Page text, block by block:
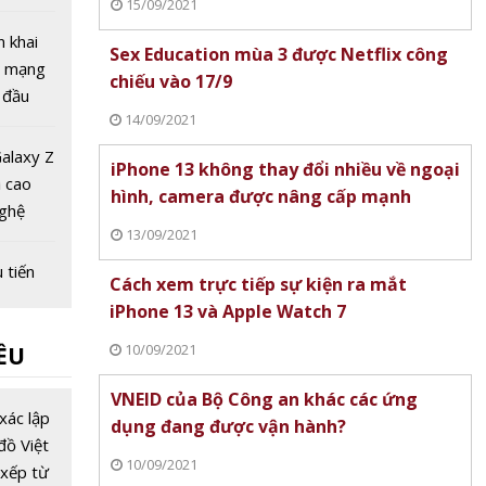
bị
khai
mạng
Z
cao
tiến
lai
viễn
giá
USD,
lập
Việt
từ
15/09/2021
Sex Education mùa 3 được Netflix công
chiếu vào 17/9
14/09/2021
iPhone 13 không thay đổi nhiều về ngoại
hình, camera được nâng cấp mạnh
13/09/2021
Cách xem trực tiếp sự kiện ra mắt
iPhone 13 và Apple Watch 7
10/09/2021
VNEID của Bộ Công an khác các ứng
dụng đang được vận hành?
10/09/2021